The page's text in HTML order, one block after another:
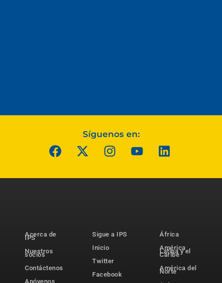
Síguenos en:
Acerca de
IPS
Nuestros
socios
Contáctenos
Apóyenos
Sigue a IPS
Inicio
Twitter
Facebook
África
América
Latina y el
Caribe
América del
Norte